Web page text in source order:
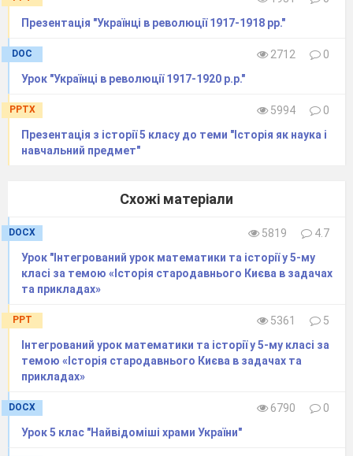
Перевіримо вашу судження? (с.100) В українській
пісні є такі слова:
Чому плакала Україна? Зачитайте цей уривок.
Яким було ставлення до українців польського
Робота з терміном національно-визвольна війна.
Хто очолив цю війну? (Богдан Хмельницький)
Напередодні воєнних дій Богдан Хмельницький
відправив посольство у Бахчисарай.
Карта с.49 – столицею якої держави було місто
Бахчисарай? (Кримське ханство)
Навіщо українське посольство поїхало до татар?
Хто підтримав Богдана Хмельницького і війні
проти Польщі? (татари)
місця перших битв війни (Жовті Води, Корсунь,
Пилявці)
- Яку назву отримала українська держава,
Презентація "Українці в революції 1917-1918 рр."
DOC 2712
0
Урок "Українці в революції 1917-1920 р.р."
PPTX 5994
0
Презентація з історії 5 класу до теми "Історія як наука і
навчальний предмет"
Схожі матеріали
DOCX 5819
4.7
Урок "Інтегрований урок математики та історії у 5-му
класі за темою «Історія стародавнього Києва в задачах
та прикладах»
PPT 5361
5
Інтегрований урок математики та історії у 5-му класі за
темою «Історія стародавнього Києва в задачах та
прикладах»
DOCX 6790
0
Урок 5 клас "Найвідоміші храми України"